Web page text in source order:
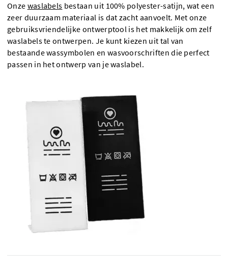
Onze waslabels bestaan uit 100% polyester-satijn, wat een
zeer duurzaam materiaal is dat zacht aanvoelt. Met onze
gebruiksvriendelijke ontwerptool is het makkelijk om zelf
waslabels te ontwerpen. Je kunt kiezen uit tal van
bestaande wassymbolen en wasvoorschriften die perfect
passen in het ontwerp van je waslabel.